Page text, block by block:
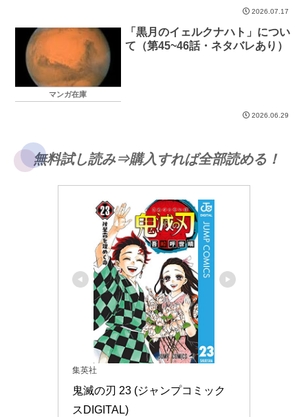
2026.07.17
マンガ在庫
「黒月のイェルクナハト」につい
て（第45~46話・ネタバレあり）
2026.06.29
無料試し読み⇒購入すれば全部読める！
集英社
鬼滅の刃 23 (ジャンプコミック
スDIGITAL)